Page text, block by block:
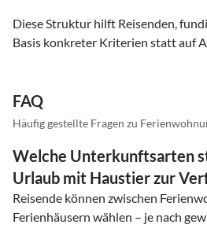
Diese Struktur hilft Reisenden,
Basis konkreter Kriterien statt auf
FAQ
Häufig gestellte Fragen zu
Welche Unterkunftsarten
Urlaub mit Haustier zur
Reisende können zwischen
Ferienhäusern wählen – je nach